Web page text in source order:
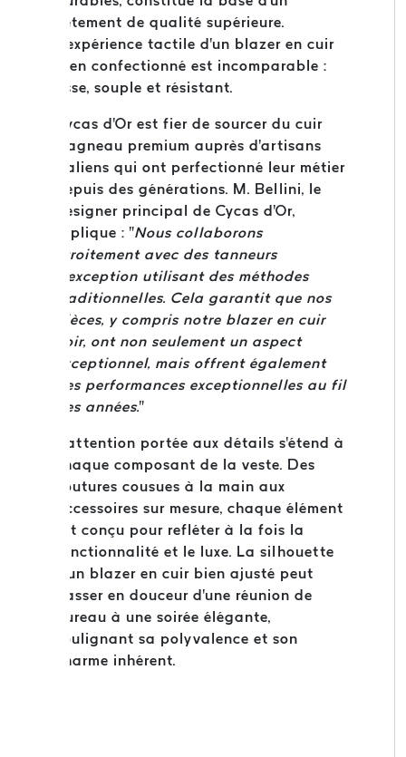
vêtement de qualité supérieure.
L'expérience tactile d'un blazer en cuir
bien confectionné est incomparable :
lisse, souple et résistant.
Cycas d'Or est fier de sourcer du cuir
d'agneau premium auprès d'artisans
italiens qui ont perfectionné leur métier
depuis des générations. M. Bellini, le
designer principal de Cycas d'Or,
explique : "Nous collaborons
étroitement avec des tanneurs
d'exception utilisant des méthodes
traditionnelles. Cela garantit que nos
pièces, y compris notre blazer en cuir
noir, ont non seulement un aspect
exceptionnel, mais offrent également
des performances exceptionnelles au fil
des années."
L'attention portée aux détails s'étend à
chaque composant de la veste. Des
coutures cousues à la main aux
accessoires sur mesure, chaque élément
est conçu pour refléter à la fois la
fonctionnalité et le luxe. La silhouette
d'un blazer en cuir bien ajusté peut
passer en douceur d'une réunion de
bureau à une soirée élégante,
soulignant sa polyvalence et son
charme inhérent.